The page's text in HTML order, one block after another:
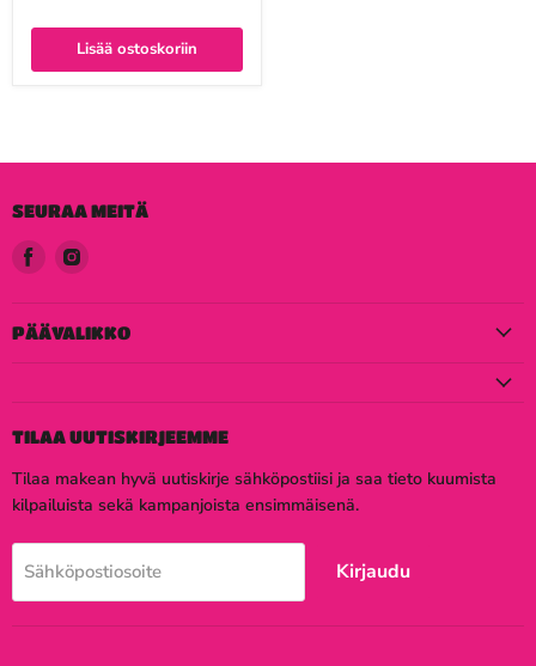
Lisää ostoskoriin
SEURAA MEITÄ
Löydä
meidät
Facebook
Löydä
Instagram
PÄÄVALIKKO
TILAA UUTISKIRJEEMME
Tilaa makean hyvä uutiskirje sähköpostiisi ja saa tieto kuumista
kilpailuista sekä kampanjoista ensimmäisenä.
Sähköpostiosoite Kirjaudu